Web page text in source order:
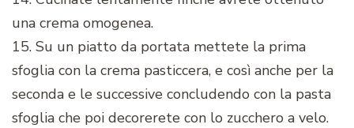
una crema omogenea.
15. Su un piatto da portata mettete la prima
sfoglia con la crema pasticcera, e così anche per la
seconda e le successive concludendo con la pasta
sfoglia che poi decorerete con lo zucchero a velo.